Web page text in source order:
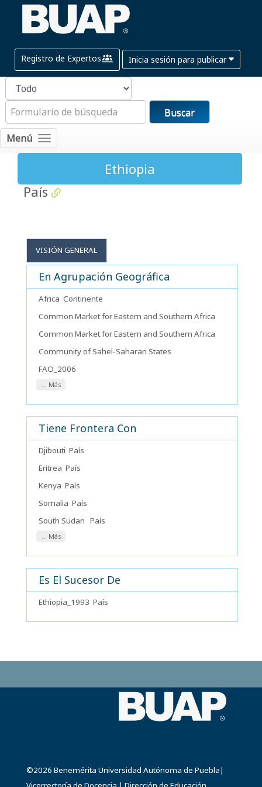
Registro de Expertos Inicia sesión para publicar
Buscar
Menú
Ethiopia
País
VISIÓN GENERAL
En Agrupación Geográfica
Africa Continente
Common Market for Eastern and Southern Africa
Common Market for Eastern and Southern Africa
Community of Sahel-Saharan States
FAO_2006
... Más
Tiene Frontera Con
Djibouti País
Eritrea País
Kenya País
Somalia País
South Sudan País
... Más
Es El Sucesor De
Ethiopia_1993 País
©2026 Benemérita Universidad Autónoma de Puebla|